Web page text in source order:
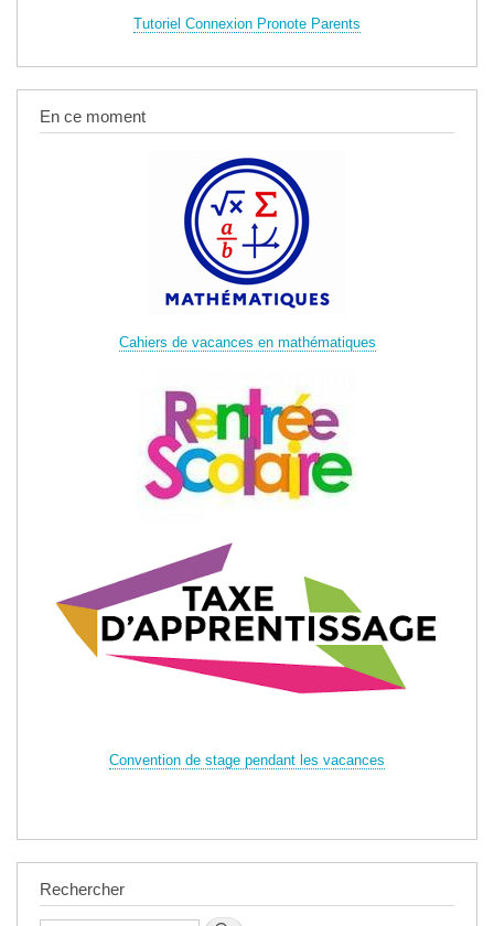
Tutoriel Connexion Pronote Parents
En ce moment
Cahiers de vacances en mathématiques
Convention de stage pendant les vacances
Rechercher